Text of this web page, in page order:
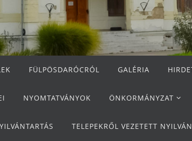
FÜLPÖSDARÓCRÓL GALÉRIA
NYOMTATVÁNYOK ÖNKORMÁNYZAT
TELEPEKRŐL VEZETETT